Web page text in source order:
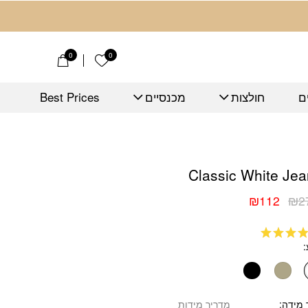
0 הרשימה שלי
0
חולצות מכנסיים Best Prices
Classic White
₪
₪112
סמך
לקוחות
מידה מדריך מידות